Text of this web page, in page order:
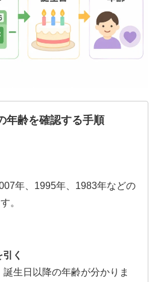
年齢を確認する手順
年、1995年、1983年などの
。
く
生日以降の年齢が分かりま